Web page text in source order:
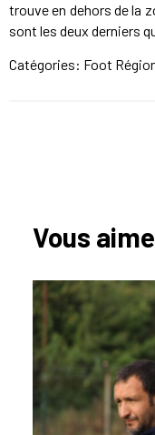
trouve en dehors de la
sont les deux derniers
Catégories: Foot
Vous